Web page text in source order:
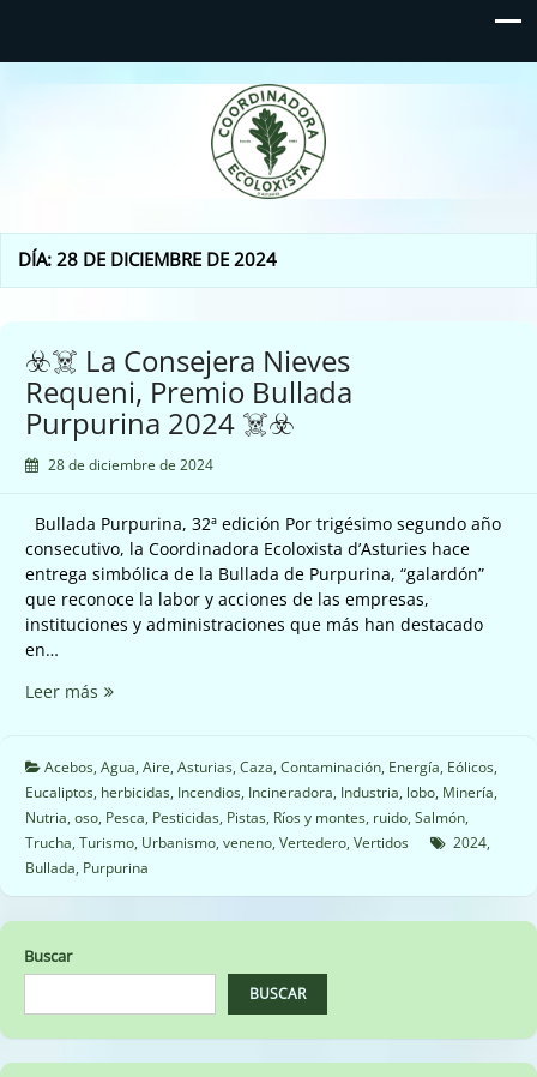
Coordinadora Ecoloxista
d'Asturies
DÍA:28 DE DICIEMBRE DE 2024
☣️☠️ La Consejera Nieves
Requeni, Premio Bullada
Purpurina 2024 ☠️☣️
28 de diciembre de 2024
Bullada Purpurina, 32ª edición Por trigésimo segundo año
consecutivo, la Coordinadora Ecoloxista d’Asturies hace
entrega simbólica de la Bullada de Purpurina, “galardón”
que reconoce la labor y acciones de las empresas,
instituciones y administraciones que más han destacado
en…
Leer más ☣️☠️
Nieves
Requeni,
Premio
Bullada
Purpurina
2024
☠️☣️
Acebos, Agua, Aire, Asturias, Caza, Contaminación, Energía, Eólicos,
Eucaliptos, herbicidas, Incendios, Incineradora, Industria, lobo, Minería,
Nutria, oso, Pesca, Pesticidas, Pistas, Ríos y montes, ruido, Salmón,
Trucha, Turismo, Urbanismo, veneno, Vertedero, Vertidos 2024,
Bullada, Purpurina
Buscar
BUSCAR